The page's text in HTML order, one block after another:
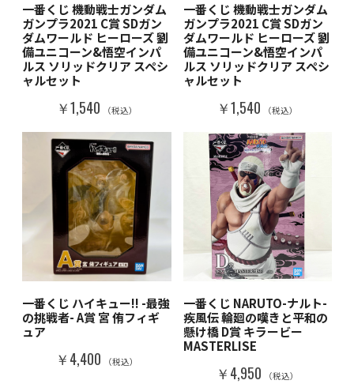
一番くじ 機動戦士ガンダム
ガンプラ2021 C賞 SDガン
ダムワールド ヒーローズ 劉
備ユニコーン&悟空インパ
ルス ソリッドクリア スペシ
ャルセット
￥1,540 （税込）
一番くじ 機動戦士ガンダム
ガンプラ2021 C賞 SDガン
ダムワールド ヒーローズ 劉
備ユニコーン&悟空インパ
ルス ソリッドクリア スペシ
ャルセット
￥1,540 （税込）
一番くじ ハイキュー!! -最強
の挑戦者- A賞 宮 侑フィギ
ュア
￥4,400 （税込）
一番くじ NARUTO-ナルト-
疾風伝 輪廻の嘆きと平和の
懸け橋 D賞 キラービー
MASTERLISE
￥4,950 （税込）